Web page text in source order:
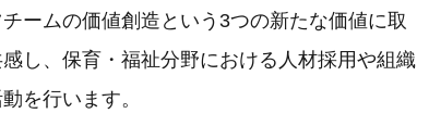
ームの価値創造という3つの新たな価値に取
し、保育・福祉分野における人材採用や組織
を行います。